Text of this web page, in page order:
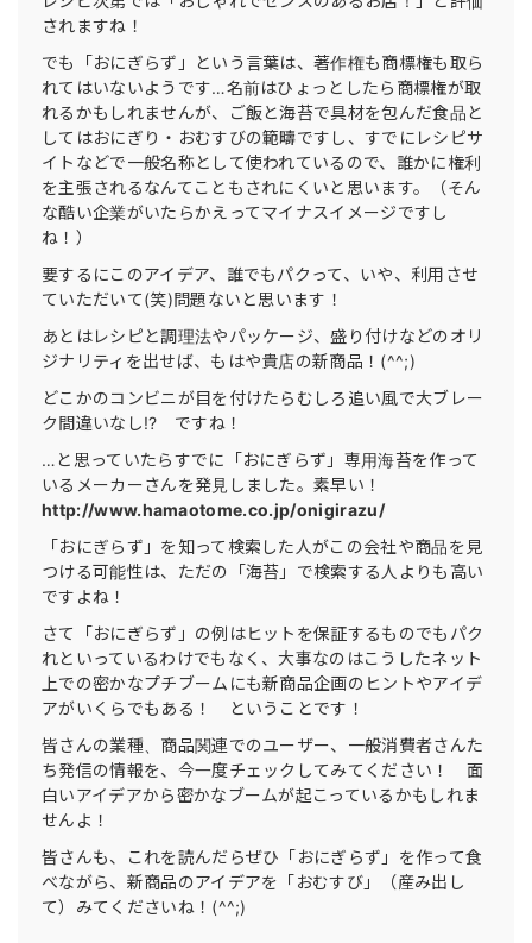
されますね！
でも「おにぎらず」という言葉は、著作権も商標権も取ら
れてはいないようです…名前はひょっとしたら商標権が取
れるかもしれませんが、ご飯と海苔で具材を包んだ食品と
してはおにぎり・おむすびの範疇ですし、すでにレシピサ
イトなどで一般名称として使われているので、誰かに権利
を主張されるなんてこともされにくいと思います。（そん
な酷い企業がいたらかえってマイナスイメージですし
ね！）
要するにこのアイデア、誰でもパクって、いや、利用させ
ていただいて(笑)問題ないと思います！
あとはレシピと調理法やパッケージ、盛り付けなどのオリ
ジナリティを出せば、もはや貴店の新商品！(^^;)
どこかのコンビニが目を付けたらむしろ追い風で大ブレー
ク間違いなし!? ですね！
…と思っていたらすでに「おにぎらず」専用海苔を作って
いるメーカーさんを発見しました。素早い！
http://www.hamaotome.co.jp/onigirazu/
「おにぎらず」を知って検索した人がこの会社や商品を見
つける可能性は、ただの「海苔」で検索する人よりも高い
ですよね！
さて「おにぎらず」の例はヒットを保証するものでもパク
れといっているわけでもなく、大事なのはこうしたネット
上での密かなプチブームにも新商品企画のヒントやアイデ
アがいくらでもある！ ということです！
皆さんの業種、商品関連でのユーザー、一般消費者さんた
ち発信の情報を、今一度チェックしてみてください！ 面
白いアイデアから密かなブームが起こっているかもしれま
せんよ！
皆さんも、これを読んだらぜひ「おにぎらず」を作って食
べながら、新商品のアイデアを「おむすび」（産み出し
て）みてくださいね！(^^;)